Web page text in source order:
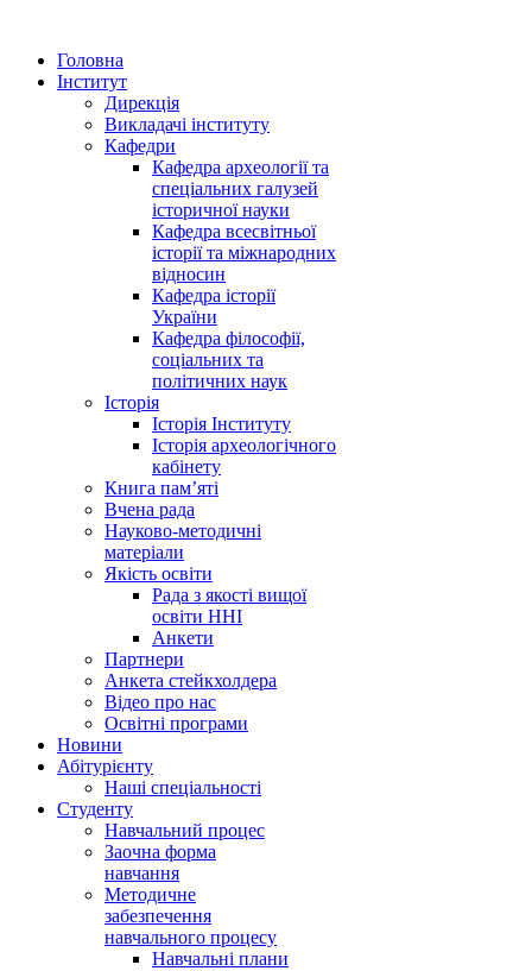
Головна
Інститут
Дирекція
Викладачі інституту
Кафедри
Кафедра археології та
спеціальних галузей
історичної науки
Кафедра всесвітньої
історії та міжнародних
відносин
Кафедра історії
України
Кафедра філософії,
соціальних та
політичних наук
Історія
Історія Інституту
Історія археологічного
кабінету
Книга памʼяті
Вчена рада
Науково-методичні
матеріали
Якість освіти
Рада з якості вищої
освіти ННІ
Анкети
Партнери
Анкета стейкхолдера
Відео про нас
Освітні програми
Hовини
Абітурієнту
Наші спеціальності
Студенту
Навчальний процес
Заочна форма
навчання
Методичне
забезпечення
навчального процесу
Навчальні плани